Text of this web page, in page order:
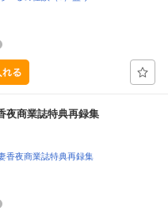
商業誌特典再録集
夜商業誌特典再録集